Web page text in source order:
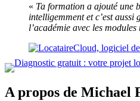
« Ta formation a ajouté une
intelligemment et c’est aussi
l’académie avec les modules
A propos de Michael